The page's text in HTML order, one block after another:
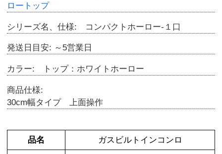
ロートップ
シリーズ名、仕様: コンパクトホーロー-１口
発送日目安: ～5営業日
カラー: トップ：ホワイトホーロー
商品仕様:
30cm幅タイプ 上面操作
品名 ガスビルトインコンロ